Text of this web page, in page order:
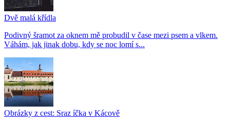
Dvě malá křídla
Podivný šramot za oknem mě probudil v čase mezi psem a vlkem.
Váhám, jak jinak dobu, kdy se noc lomí s...
Obrázky z cest: Sraz íčka v Kácově